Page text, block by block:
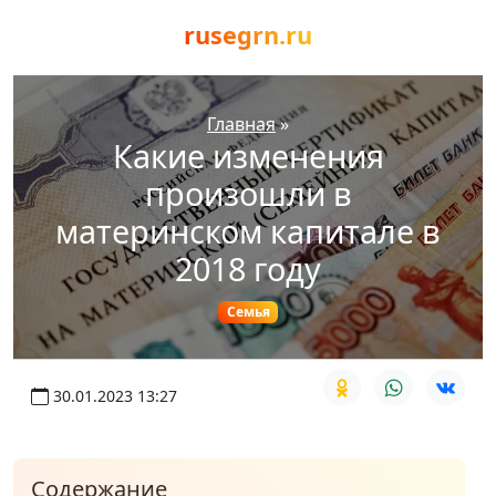
rusegrn.ru
Главная»
Какие изменения
произошли в
материнском капитале в
2018 году
Семья
30.01.2023 13:27
Содержание